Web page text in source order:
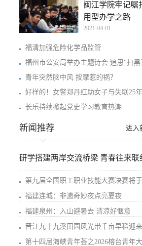
闽江学院牢记嘱
用型办学之路
2021-04-01
福清加强危险化学品监管
福州市公安局举办主题诗会 追思“扫黑
青年突然脑中风 按摩惹的祸？
好样的！女警郑丹红助女子与失联25
长乐持续掀起党史学习教育热潮
进入
新闻推荐
研学搭建两岸交流桥梁 青春往来联
第九届全国职工职业技能大赛决赛将
福建连城：非遗奇妙夜点亮夏夜
福建泉州：入山避暑去 清凉好惬意
晋江九十九溪田园风光带千亩早稻迎
第十四届海峡青年荟之2026榕台青年